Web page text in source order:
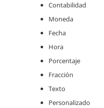
Contabilidad
Moneda
Fecha
Hora
Porcentaje
Fracción
Texto
Personalizado